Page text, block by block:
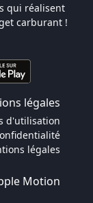
qui réalisent
carburant !
légales
d'utilisation
légales
Motion